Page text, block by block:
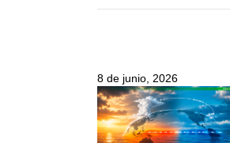
8 de junio, 2026